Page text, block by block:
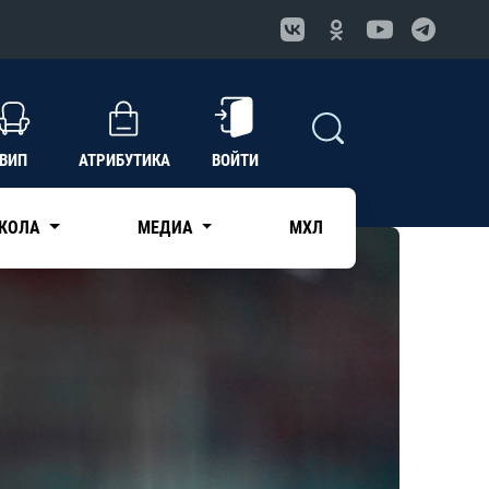
АТРИБУТИКА ВОЙТИ
МЕДИА МХЛ